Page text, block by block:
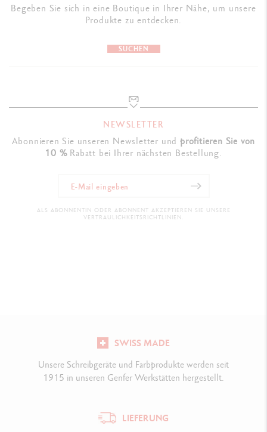
Begeben Sie sich in eine Boutique in Ihrer Nähe, um unsere
Produkte zu entdecken.
SUCHEN
NEWSLETTER
Abonnieren Sie unseren Newsletter undprofitieren Sie von
10 %Rabatt bei Ihrer nächsten Bestellung.
ALS ABONNENTIN ODER ABONNENT AKZEPTIEREN SIE UNSERE
VERTRAULICHKEITSRICHTLINIEN.
SWISS MADE
Unsere Schreibgeräte und Farbprodukte werden seit
1915 in unseren Genfer Werkstätten hergestellt.
LIEFERUNG